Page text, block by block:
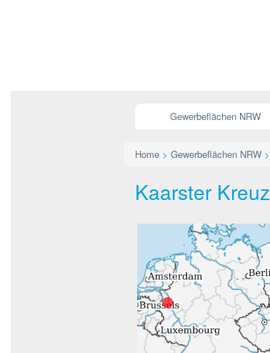
Gewerbeflächen NRW
Home > Gewerbeflächen NRW >
Kaarster